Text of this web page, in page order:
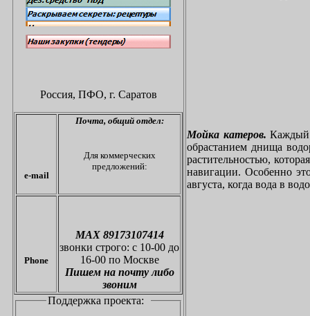
Россия, ПФО, г. Саратов
e-mail
Почта, общий отдел:
Для коммерческих
предложений:
Phone
МАХ 89173107414
звонки строго: с 10-00 до
16-00 по Москве
Пишем на почту либо
звоним
Поддержка проекта:
Мойка катеров. Каждый
обрастанием днища
растительностью,
навигации. Особенно
августа, когда вода в